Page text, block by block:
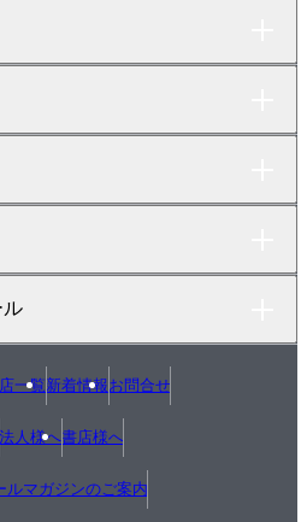
ル
一覧新着情報お問合せ
法人様へ書店様へ
ルマガジンのご案内